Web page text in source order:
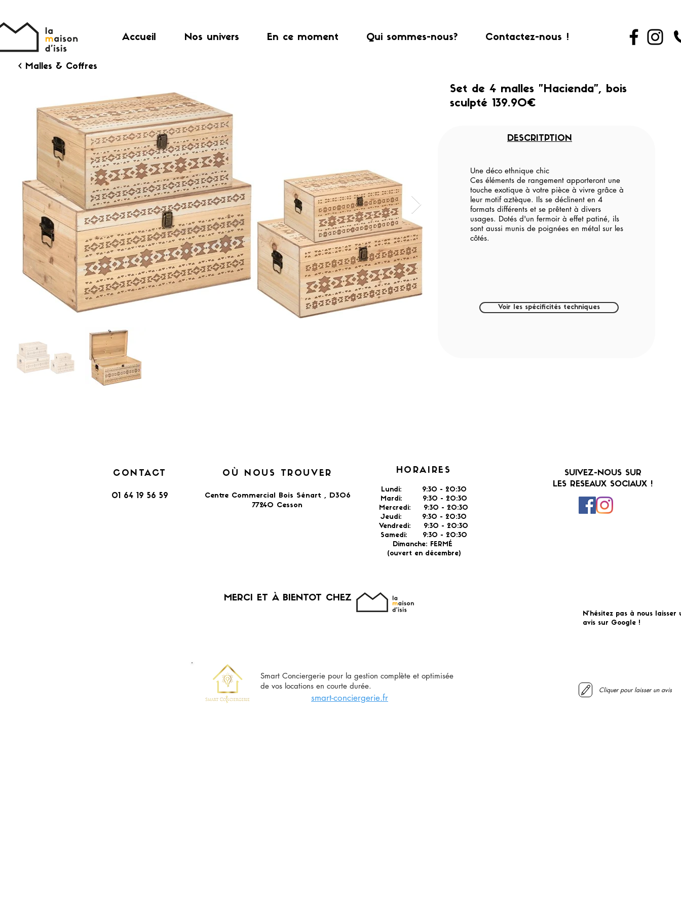
Accueil Nos univers En ce moment Qui sommes-nous? Contactez-nous !
< Malles & Coffres
Set de 4 malles "Hacienda", bois
sculpté 139.90€
DESCRITPTION
Une déco ethnique chic
Ces éléments de rangement apporteront une
touche exotique à votre pièce à vivre grâce à
leur motif aztèque. Ils se déclinent en 4
formats différents et se prêtent à divers
usages. Dotés d'un fermoir à effet patiné, ils
sont aussi munis de poignées en métal sur les
côtés.
Voir les spécificités techniques
CONTACT
01 64 19 56 59
OÙ NOUS TROUVER
Centre Commercial Bois Sénart , D306
77240 Cesson​
HORAIRES
Lundi: 9:30 - 20:30
Mardi: 9:30 - 20:30
Mercredi: 9:30 - 20:30
Jeudi: 9:30 - 20:30
Vendredi: 9:30 - 20:30
Samedi: 9:30 - 20:30
Dimanche: FERMÉ
(ouvert en décembre)
​MERCI ET À BIENTOT CHEZ
Smart Conciergerie pour la gestion complète et optimisée
de vos locations en courte durée.
smart-conciergerie.fr
SUIVEZ-NOUS SUR
LES RESEAUX SOCIAUX !
N'hésitez pas à nous laisser
avis sur Google !
Cliquer pour laisser un avis